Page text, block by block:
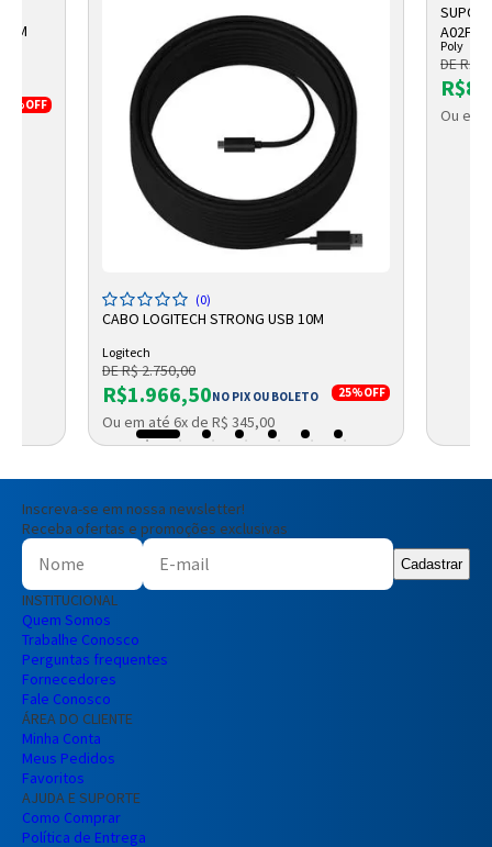
17%OFF
(0)
CABO LOGITECH STRONG USB 10M
Logitech
DE R$ 2.750,00
R$1.966,50NO PIX OU BOLETO 25%OFF
Ou em até 6x de R$ 345,00
Poly
DE R$
Ou em
Inscreva-se em nossa newsletter!
Receba ofertas e promoções exclusivas
Cadastrar
INSTITUCIONAL
Quem Somos
Trabalhe Conosco
Perguntas frequentes
Fornecedores
Fale Conosco
ÁREA DO CLIENTE
Minha Conta
Meus Pedidos
Favoritos
AJUDA E SUPORTE
Como Comprar
Política de Entrega